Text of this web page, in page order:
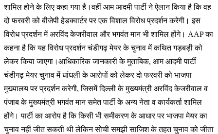
शामिल होने के लिए कहा गया है।वहीं आम आदमी पार्टी ने ऐलान किया है कि वह
दो फरवरी को बीजेपी हेडक्वार्टर पर एक विशाल विरोध प्रदर्शन करेगी। इस
विरोध प्रदर्शन में अरविंद केजरीवाल और भगवंत मान भी शामिल होंगे। AAP का
कहना है कि यह विरोध प्रदर्शन चंडीगढ़ मेयर के चुनाव में कथित गड़बड़ी को
लेकर किया जाएगा।आधिकारिक जानकारी के मुताबिक, आम आदमी पार्टी
चंडीगढ़ मेयर चुनाव में धांधली के आरोपों को लेकर दो फरवरी को भाजपा
मुख्यालय पर प्रदर्शन करेगी, जिसमें दिल्ली के मुख्यमंत्री अरविंद केजरीवाल व
पंजाब के मुख्यमंत्री भगवंत मान समेत पार्टी के अन्य नेता व कार्यकर्ता शामिल
होंगे। पार्टी का आरोप है कि किसी भी समीकरण के आधार पर भाजपा मेयर का
चुनाव नहीं जीत सकती थी लेकिन सोची समझी साजिश के तहत चुनाव को जीता